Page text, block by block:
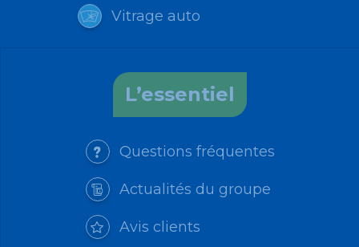
Vitrage auto
L’essentiel
Questions fréquentes
Actualités du groupe
Avis clients